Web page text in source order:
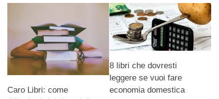
Caro Libri: come
8 libri che dovresti
leggere se vuoi fare
economia domestica